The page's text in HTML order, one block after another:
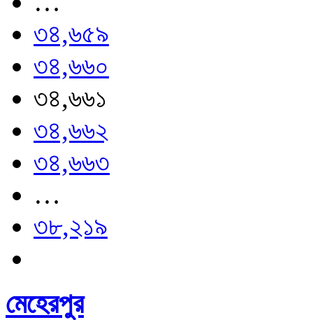
৩৪,৬৫৯
৩৪,৬৬০
৩৪,৬৬১
৩৪,৬৬২
৩৪,৬৬৩
…
৩৮,২১৯
মেহেরপুর